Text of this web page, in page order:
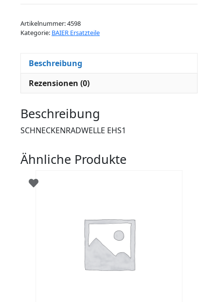
Artikelnummer:4598
Kategorie: BAIER Ersatzteile
Beschreibung
Rezensionen (0)
Beschreibung
SCHNECKENRADWELLE EHS1
Ähnliche Produkte